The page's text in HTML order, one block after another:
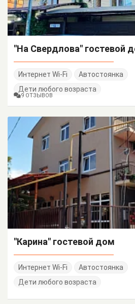
"На Свердлова" гостевой
Интернет Wi-Fi
Автостоянка
Дети любого возраста
9 ОТЗЫВОВ
"Карина" гостевой дом
Интернет Wi-Fi
Автостоянка
Дети любого возраста